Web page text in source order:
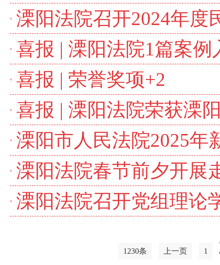
溧阳法院召开2024年度
喜报 | 溧阳法院1篇案
喜报 | 荣誉奖项+2
喜报 | 溧阳法院荣获溧
溧阳市人民法院2025年
溧阳法院春节前夕开展
溧阳法院召开党组理论
1230条 上一页 1